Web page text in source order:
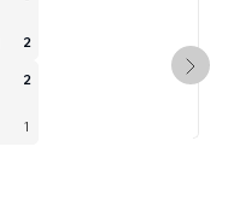
2
2
1